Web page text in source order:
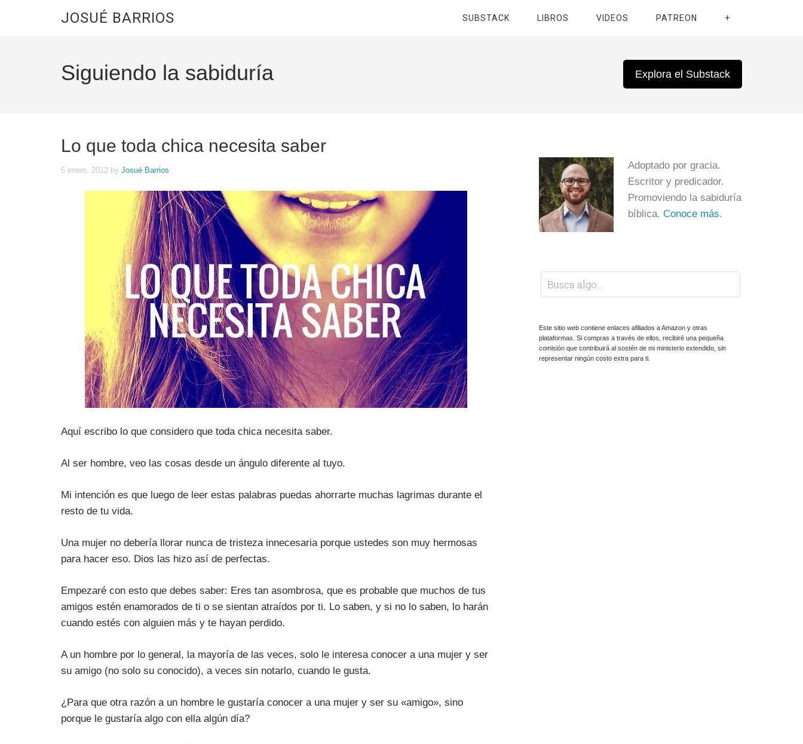
JOSUÉ BARRIOS SUBSTACK LIBROS VIDEOS PATREON +
Siguiendo la sabiduría Explora el Substack
Lo que toda chica necesita saber
5 enero, 2012 by Josué Barrios
Aquí escribo lo que considero que toda chica necesita saber.
Al ser hombre, veo las cosas desde un ángulo diferente al tuyo.
Mi intención es que luego de leer estas palabras puedas ahorrarte muchas lagrimas durante el
resto de tu vida.
Una mujer no debería llorar nunca de tristeza innecesaria porque ustedes son muy hermosas
para hacer eso. Dios las hizo así de perfectas.
Empezaré con esto que debes saber: Eres tan asombrosa, que es probable que muchos de tus
amigos estén enamorados de ti o se sientan atraídos por ti. Lo saben, y si no lo saben, lo harán
cuando estés con alguien más y te hayan perdido.
A un hombre por lo general, la mayoría de las veces, solo le interesa conocer a una mujer y ser
su amigo (no solo su conocido), a veces sin notarlo, cuando le gusta.
¿Para que otra razón a un hombre le gustaría conocer a una mujer y ser su «amigo», sino
porque le gustaría algo con ella algún día?
Adoptado por gracia.
Escritor y predicador.
Promoviendo la sabiduría
bíblica. Conoce más.
Este sitio web contiene enlaces afiliados a Amazon y otras
plataformas. Si compras a través de ellos, recibiré una pequeña
comisión que contribuirá al sostén de mi ministerio extendido, sin
representar ningún costo extra para ti.